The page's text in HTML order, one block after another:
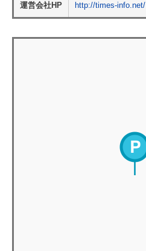
運営会社HP http://times-info.net/